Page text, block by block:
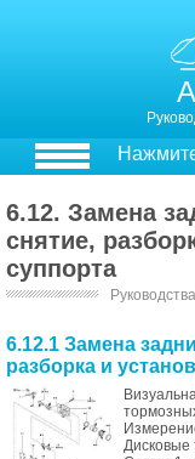
6.12. Замена
снятие,
суппорта
Руководства
6.12.1 Замена
разборка и
Дисковые